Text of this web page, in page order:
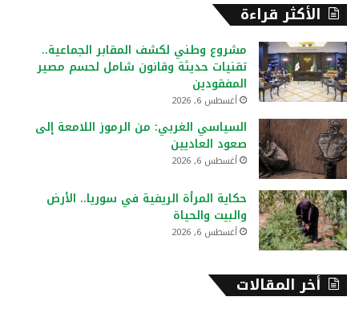
ن
الأكثر قراءة
مشروع وطني لكشف المقابر الجماعية..
تقنيات حديثة وقانون شامل لحسم مصير
المفقودين
أغسطس 6, 2026
السياسي الغربي: من الرموز اللامعة إلى
صعود العاديين
أغسطس 6, 2026
حكاية المرأة الريفية في سوريا.. الأرض
والبيت والحياة
أغسطس 6, 2026
أخر المقالات